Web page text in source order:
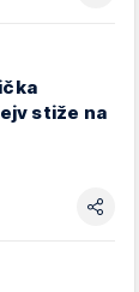
stiže na